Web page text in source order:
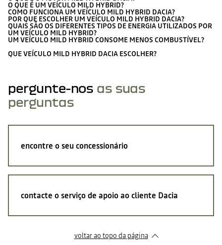
O QUE É UM VEÍCULO MILD HYBRID?
COMO FUNCIONA UM VEÍCULO MILD HYBRID DACIA?
POR QUE ESCOLHER UM VEÍCULO MILD HYBRID DACIA?
QUAIS SÃO OS DIFERENTES TIPOS DE ENERGIA UTILIZADOS POR
UM VEÍCULO MILD HYBRID?
UM VEÍCULO MILD HYBRID CONSOME MENOS COMBUSTÍVEL?
QUE VEÍCULO MILD HYBRID DACIA ESCOLHER?
pergunte-nos as suas
perguntas
encontre o seu concessionário
contacte o serviço de apoio ao cliente Dacia
voltar ao topo da página